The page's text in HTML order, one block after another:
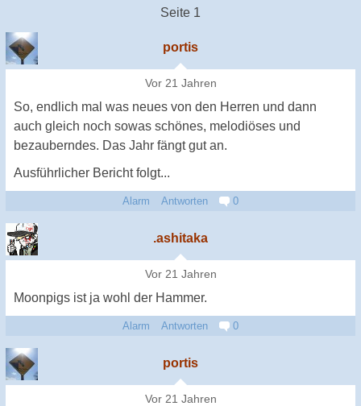
Seite 1
portis
Vor 21 Jahren
So, endlich mal was neues von den Herren und dann
auch gleich noch sowas schönes, melodiöses und
bezauberndes. Das Jahr fängt gut an.
Ausführlicher Bericht folgt...
Alarm Antworten 0
.ashitaka
Vor 21 Jahren
Moonpigs ist ja wohl der Hammer.
Alarm Antworten 0
portis
Vor 21 Jahren